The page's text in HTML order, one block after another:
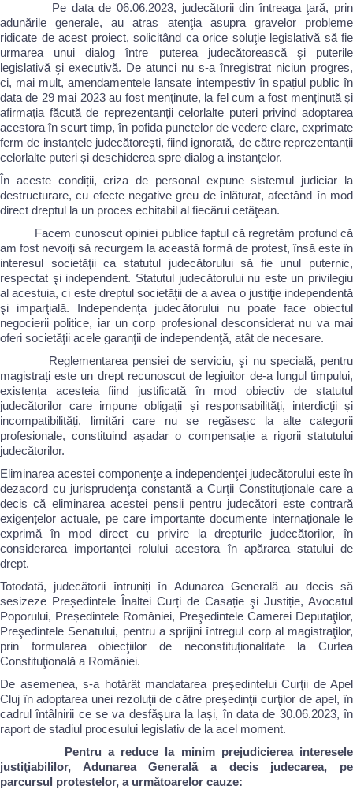
Pe data de 06.06.2023, judecătorii din întreaga ţară, prin
adunările generale, au atras atenţia asupra gravelor probleme
ridicate de acest proiect, solicitând ca orice soluţie legislativă să fie
urmarea unui dialog între puterea judecătorească şi puterile
legislativă şi executivă. De atunci nu s-a înregistrat niciun progres,
ci, mai mult, amendamentele lansate intempestiv în spațiul public în
data de 29 mai 2023 au fost menținute, la fel cum a fost menținută și
afirmația făcută de reprezentanții celorlalte puteri privind adoptarea
acestora în scurt timp, în pofida punctelor de vedere clare, exprimate
ferm de instanțele judecătorești, fiind ignorată, de către reprezentanții
celorlalte puteri și deschiderea spre dialog a instanțelor.
În aceste condiții, criza de personal expune sistemul judiciar la
destructurare, cu efecte negative greu de înlăturat, afectând în mod
direct dreptul la un proces echitabil al fiecărui cetăţean.
Facem cunoscut opiniei publice faptul că regretăm profund că
am fost nevoiţi să recurgem la această formă de protest, însă este în
interesul societăţii ca statutul judecătorului să fie unul puternic,
respectat şi independent. Statutul judecătorului nu este un privilegiu
al acestuia, ci este dreptul societăţii de a avea o justiţie independentă
şi imparţială. Independenţa judecătorului nu poate face obiectul
negocierii politice, iar un corp profesional desconsiderat nu va mai
oferi societăţii acele garanţii de independenţă, atât de necesare.
Reglementarea pensiei de serviciu, şi nu specială, pentru
magistrați este un drept recunoscut de legiuitor de-a lungul timpului,
existența acesteia fiind justificată în mod obiectiv de statutul
judecătorilor care impune obligații și responsabilități, interdicții și
incompatibilități, limitări care nu se regăsesc la alte categorii
profesionale, constituind așadar o compensație a rigorii statutului
judecătorilor.
Eliminarea acestei componenţe a independenţei judecătorului este în
dezacord cu jurisprudenţa constantă a Curţii Constituţionale care a
decis că eliminarea acestei pensii pentru judecători este contrară
exigențelor actuale, pe care importante documente internaționale le
exprimă în mod direct cu privire la drepturile judecătorilor, în
considerarea importanței rolului acestora în apărarea statului de
drept.
Totodată, judecătorii întruniți în Adunarea Generală au decis să
sesizeze Președintele Înaltei Curți de Casație şi Justiție, Avocatul
Poporului, Președintele României, Preşedintele Camerei Deputaţilor,
Preşedintele Senatului, pentru a sprijini întregul corp al magistraţilor,
prin formularea obiecţiilor de neconstituționalitate la Curtea
Constituţională a României.
De asemenea, s-a hotărât mandatarea preşedintelui Curţii de Apel
Cluj în adoptarea unei rezoluţii de către preşedinţii curţilor de apel, în
cadrul întâlnirii ce se va desfăşura la Iași, în data de 30.06.2023, în
raport de stadiul procesului legislativ de la acel moment.
Pentru a reduce la minim prejudicierea interesele
justiţiabililor, Adunarea Generală a decis judecarea, pe
parcursul protestelor, a următoarelor cauze: